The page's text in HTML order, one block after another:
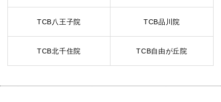
TCB八王子院 TCB品川院
TCB北千住院 TCB自由が丘院